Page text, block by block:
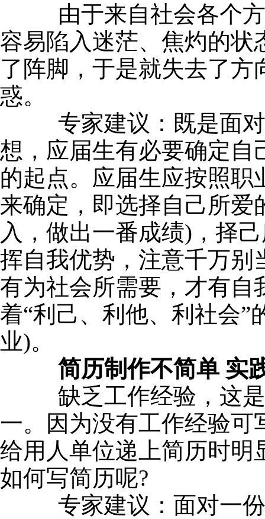
由于来自社会各个方
容易陷入迷茫、焦灼的状
了阵脚，于是就失去了方
惑。
专家建议：既是面对
想，应届生有必要确定自
的起点。应届生应按照
来确定，即选择自己所爱
入，做出一番成绩)，择
挥自我优势，注意千万别
有为社会所需要，才有自
着“利己、利他、利社会
业)。
简历制作不简单 实
缺乏工作经验，这是
一。因为没有工作经验可
给用人单位递上简历时明
如何写简历呢?
专家建议：面对一份